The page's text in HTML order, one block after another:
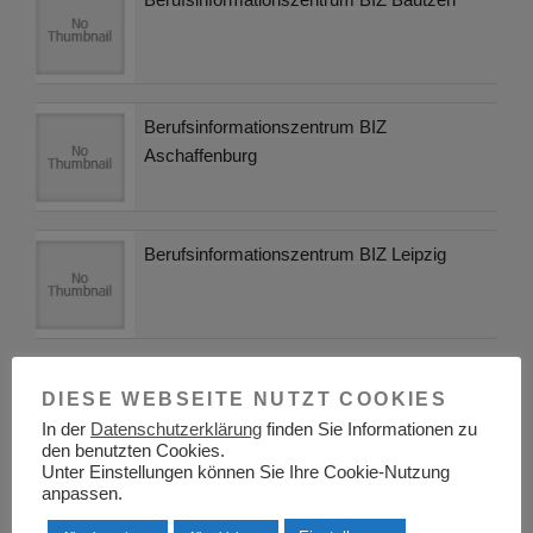
Berufsinformationszentrum BIZ
Aschaffenburg
Berufsinformationszentrum BIZ Leipzig
DIESE WEBSEITE NUTZT COOKIES
In der Datenschutzerklärung finden Sie Informationen zu
den benutzten Cookies.
Unter Einstellungen können Sie Ihre Cookie-Nutzung
anpassen.